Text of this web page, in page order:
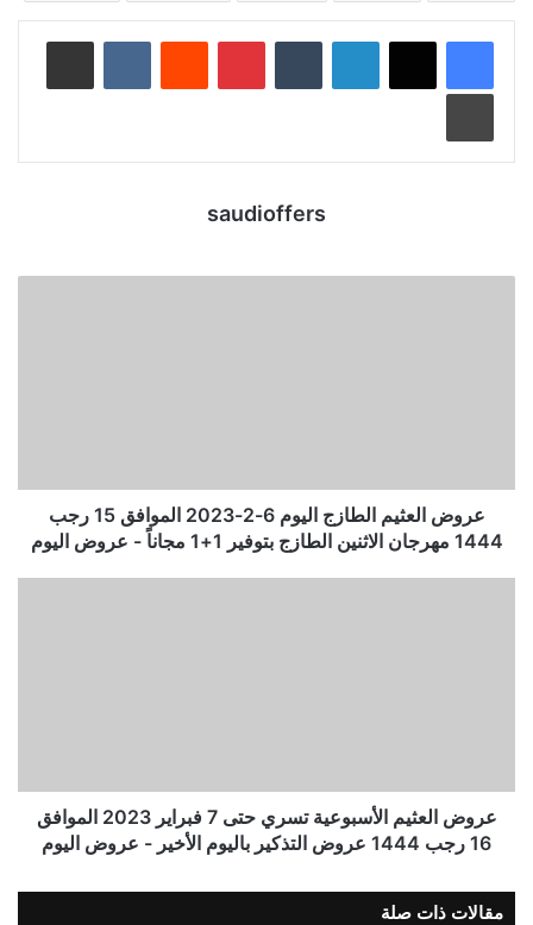
لينكدإن بينتيريست
saudioffers
عروض العثيم الطازج اليوم 6-2-2023 الموافق 15 رجب
1444 مهرجان الاثنين الطازج بتوفير 1+1 مجاناً - عروض اليوم
عروض العثيم الأسبوعية تسري حتى 7 فبراير 2023 الموافق
16 رجب 1444 عروض التذكير باليوم الأخير - عروض اليوم
مقالات ذات صلة